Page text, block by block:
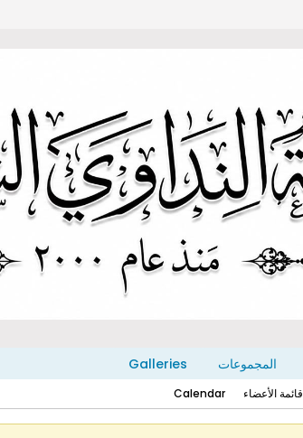
المجموعات Galleries
قائمة الأعضاء Calendar